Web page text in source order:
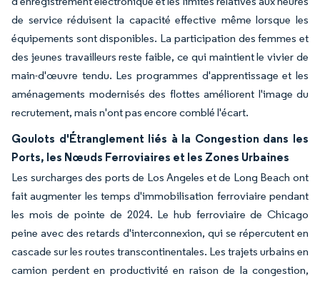
de service réduisent la capacité effective même lorsque les
équipements sont disponibles. La participation des femmes et
des jeunes travailleurs reste faible, ce qui maintient le vivier de
main-d'œuvre tendu. Les programmes d'apprentissage et les
aménagements modernisés des flottes améliorent l'image du
recrutement, mais n'ont pas encore comblé l'écart.
Goulots d'Étranglement liés à la Congestion dans les
Ports, les Nœuds Ferroviaires et les Zones Urbaines
Les surcharges des ports de Los Angeles et de Long Beach ont
fait augmenter les temps d'immobilisation ferroviaire pendant
les mois de pointe de 2024. Le hub ferroviaire de Chicago
peine avec des retards d'interconnexion, qui se répercutent en
cascade sur les routes transcontinentales. Les trajets urbains en
camion perdent en productivité en raison de la congestion,